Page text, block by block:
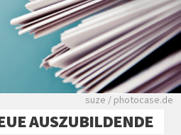
Viele Zeitungen.
suze / photocase.de
AUSZUBILDENDE